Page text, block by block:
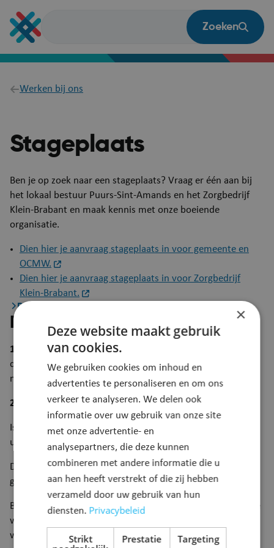
en
naar
inhoud
Zoeken
Breadcrumb
Werken bij ons
Stageplaats
​​​​​​​Ben je op zoek naar een stageplaats? Vraag er één aan bij
het lokaal bestuur Puurs-Sint-Amands en het Zorgbedrijf
Klein-Brabant en maak kennis met onze boeiende
organisatie.
Dien hier je aanvraag stageplaats in voor gemeente en
OCMW.
Dien hier je aanvraag stageplaats in voor Zorgbedrijf
Klein-Brabant.
Procedure
Procedure
1. Dien je aanvraag in De dienst HRM brengt de betrokken
diensten op de hoogte van je stageaanvraag en bekijkt de
mogelijkheden.
2. Ga op kennismakingsgesprek
Is er een stageplaats vrij voor jou? Dan ontvang je een
uitnodiging voor een kennismakingsgesprek.
De algemeen directeur keurt je stageaanvraag definitief
goed.
Bij elke stageaanvraag houdt de gemeente rekening met de
wetgeving rond veiligheid en de bescherming van het
welzijn van de stagiairs.
×
Deze website maakt gebruik
van cookies.
We gebruiken cookies om inhoud en
advertenties te personaliseren en om ons
verkeer te analyseren. We delen ook
informatie over uw gebruik van onze site
met onze advertentie- en
analysepartners, die deze kunnen
combineren met andere informatie die u
aan hen heeft verstrekt of die zij hebben
verzameld door uw gebruik van hun
diensten. Privacybeleid
Strikt
Prestatie Targeting